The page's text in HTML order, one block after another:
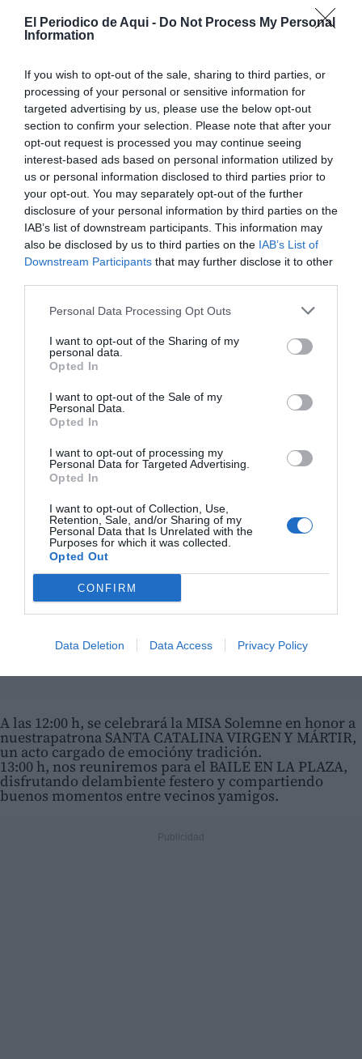
El Periodico de Aqui - Do Not Process My Personal
Information
If you wish to opt-out of the sale, sharing to third parties, or
processing of your personal or sensitive information for
targeted advertising by us, please use the below opt-out
section to confirm your selection. Please note that after your
opt-out request is processed you may continue seeing
interest-based ads based on personal information utilized by
us or personal information disclosed to third parties prior to
your opt-out. You may separately opt-out of the further
disclosure of your personal information by third parties on the
IAB’s list of downstream participants. This information may
also be disclosed by us to third parties on the IAB’s List of
Downstream Participants that may further disclose it to other
Personal Data Processing Opt Outs
I want to opt-out of the Sharing of my
personal data.
Opted In
I want to opt-out of the Sale of my
Personal Data.
Opted In
I want to opt-out of processing my
Personal Data for Targeted Advertising.
Opted In
I want to opt-out of Collection, Use,
Retention, Sale, and/or Sharing of my
Personal Data that Is Unrelated with the
Purposes for which it was collected.
Opted Out
CONFIRM
Data Deletion Data Access Privacy Policy
A las 11:00 h, las calles se llenarán de música con el
PASACALLE dela Banda de Música de la Sociedad
Artístico-Musical Santa Ceciliade Domeño, poniendo
música y alegría a cada rincón de nuestropueblo.
De las 11:00h a 14:00h, los más pequeños podrán
disfrutar delPARQUE INFANTIL, un espacio pensado
para que también ellos vivan lasfiestas a lo grande.
A las 12:00 h, se celebrará la MISA Solemne en honor a
nuestrapatrona SANTA CATALINA VIRGEN Y MÁRTIR,
un acto cargado de emocióny tradición.
13:00 h, nos reuniremos para el BAILE EN LA PLAZA,
disfrutando delambiente festero y compartiendo
buenos momentos entre vecinos yamigos.